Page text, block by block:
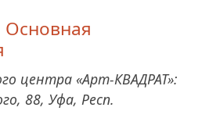
Основная
центра «Арт-КВАДРАТ»:
88, Уфа, Респ.